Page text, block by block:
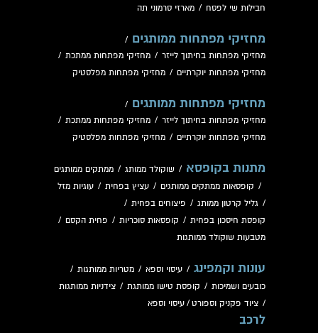
חבילות שי לפסח / מארזי סרמוני תה
מחזיקי מפתחות ממותגים /
מחזיקי מפתחות בחיתוך לייזר / מחזיקי מפתחות ממתכת /
מחזיקי מפתחות יוקרתיים / מחזיקי מפתחות מפלסטיק
מחזיקי מפתחות ממותגים /
מחזיקי מפתחות בחיתוך לייזר / מחזיקי מפתחות ממתכת /
מחזיקי מפתחות יוקרתיים / מחזיקי מפתחות מפלסטיק
מתנות בקופסא / שוקולד ממותג / ממתקים ממותגים
/ קופסאות ממתקים ממותגים / עציץ בפחית / עוגיות מזל
/ גליל קרטון ממותג / פיצוחים בפחית /
קופסת חיסכון בפחית / קופסאות סוכריות / פחית הקסם /
מטבעות שוקולד ממותגות
עונות וקמפינג / עיסוי וספא / מטריות ממותגות /
כובעים ושמיכות / קופסת טישו ממותגת / צידניות ממותגות
/ ציוד פקניק וספורט / עיסוי וספא
לרכב